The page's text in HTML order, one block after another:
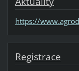
https://
Registrace